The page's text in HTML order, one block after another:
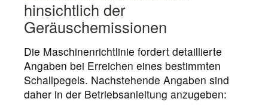
hinsichtlich der
Geräuschemissionen
Die Maschinenrichtlinie fordert detaillierte
Angaben bei Erreichen eines bestimmten
Schallpegels. Nachstehende Angaben sind
daher in der Betriebsanleitung anzugeben: